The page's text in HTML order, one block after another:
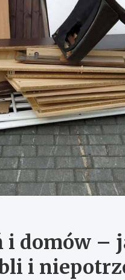
i domów –
i